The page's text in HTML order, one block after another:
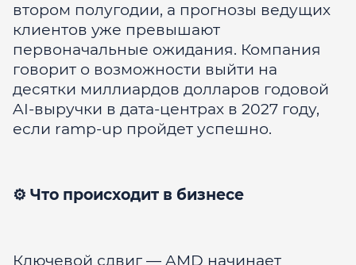
втором полугодии, а прогнозы ведущих
клиентов уже превышают
первоначальные ожидания. Компания
говорит о возможности выйти на
десятки миллиардов долларов годовой
AI-выручки в дата-центрах в 2027 году,
если ramp-up пройдет успешно.
⚙️ Что происходит в бизнесе
Ключевой сдвиг — AMD начинает